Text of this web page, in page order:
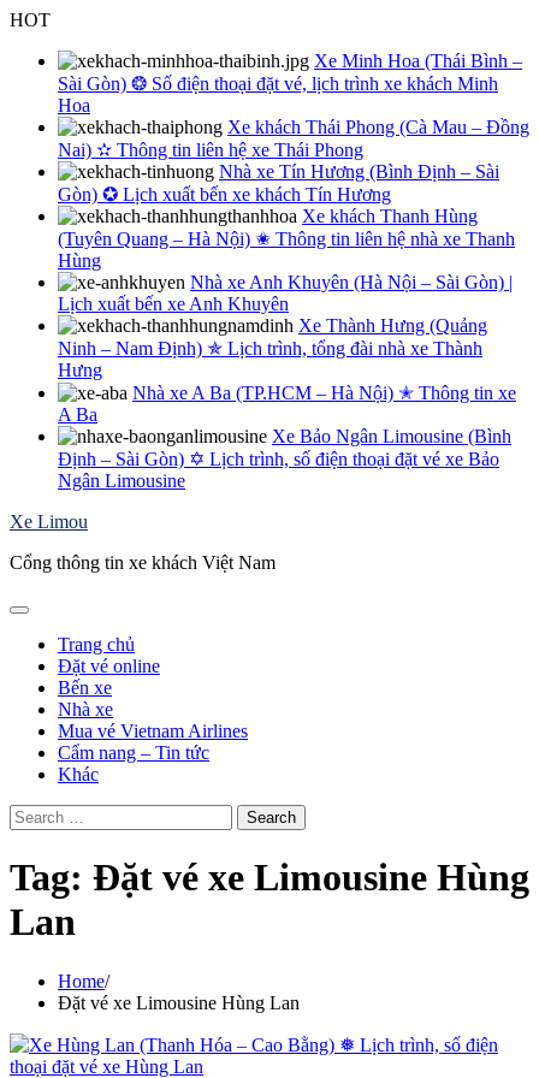
Skip
content
HOT
Xe Minh Hoa (Thái Bình –
Sài Gòn) ❂ Số điện thoại đặt vé, lịch trình xe khách Minh
Hoa
Xe khách Thái Phong (Cà Mau – Đồng
Nai) ✫ Thông tin liên hệ xe Thái Phong
Nhà xe Tín Hương (Bình Định – Sài
Gòn) ✪ Lịch xuất bến xe khách Tín Hương
Xe khách Thanh Hùng
(Tuyên Quang – Hà Nội) ✬ Thông tin liên hệ nhà xe Thanh
Hùng
Nhà xe Anh Khuyên (Hà Nội – Sài Gòn) |
Lịch xuất bến xe Anh Khuyên
Xe Thành Hưng (Quảng
Ninh – Nam Định) ✯ Lịch trình, tổng đài nhà xe Thành
Hưng
Nhà xe A Ba (TP.HCM – Hà Nội) ✭ Thông tin xe
A Ba
Xe Bảo Ngân Limousine (Bình
Định – Sài Gòn) ✡ Lịch trình, số điện thoại đặt vé xe Bảo
Ngân Limousine
Xe Limou
Cổng thông tin xe khách Việt Nam
Trang chủ
Đặt vé online
Bến xe
Nhà xe
Mua vé Vietnam Airlines
Cẩm nang – Tin tức
Khác
Search
for:
Tag: Đặt vé xe Limousine Hùng
Lan
Home
Đặt vé xe Limousine Hùng Lan